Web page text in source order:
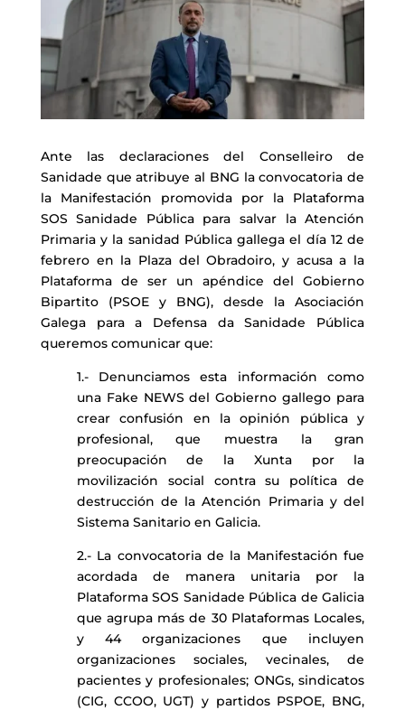
Ante las declaraciones del Conselleiro de
Sanidade que atribuye al BNG la convocatoria de
la Manifestación promovida por la Plataforma
SOS Sanidade Pública para salvar la Atención
Primaria y la sanidad Pública gallega el día 12 de
febrero en la Plaza del Obradoiro, y acusa a la
Plataforma de ser un apéndice del Gobierno
Bipartito (PSOE y BNG), desde la Asociación
Galega para a Defensa da Sanidade Pública
queremos comunicar que:
1.- Denunciamos esta información como
una Fake NEWS del Gobierno gallego para
crear confusión en la opinión pública y
profesional, que muestra la gran
preocupación de la Xunta por la
movilización social contra su política de
destrucción de la Atención Primaria y del
Sistema Sanitario en Galicia.
2.- La convocatoria de la Manifestación fue
acordada de manera unitaria por la
Plataforma SOS Sanidade Pública de Galicia
que agrupa más de 30 Plataformas Locales,
y 44 organizaciones que incluyen
organizaciones sociales, vecinales, de
pacientes y profesionales; ONGs, sindicatos
(CIG, CCOO, UGT) y partidos PSPOE, BNG,